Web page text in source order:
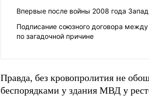
Впервые после войны 2008 года
Подписание союзного договора
по загадочной причине
Правда, без кровопролития не
беспорядками у здания МВД у